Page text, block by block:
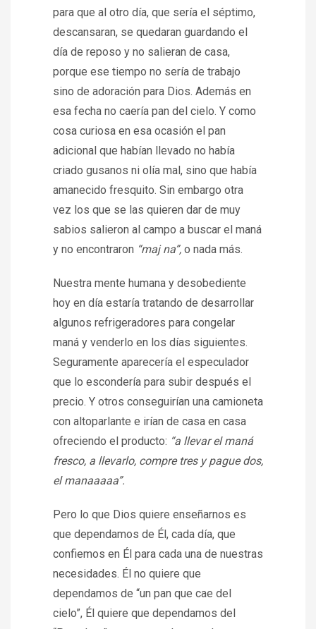
para que al otro día, que sería el séptimo,
descansaran, se quedaran guardando el
día de reposo y no salieran de casa,
porque ese tiempo no sería de trabajo
sino de adoración para Dios. Además en
esa fecha no caería pan del cielo. Y como
cosa curiosa en esa ocasión el pan
adicional que habían llevado no había
criado gusanos ni olía mal, sino que había
amanecido fresquito. Sin embargo otra
vez los que se las quieren dar de muy
sabios salieron al campo a buscar el maná
y no encontraron “maj na”, o nada más.
Nuestra mente humana y desobediente
hoy en día estaría tratando de desarrollar
algunos refrigeradores para congelar
maná y venderlo en los días siguientes.
Seguramente aparecería el especulador
que lo escondería para subir después el
precio. Y otros conseguirían una camioneta
con altoparlante e irían de casa en casa
ofreciendo el producto: “a llevar el maná
fresco, a llevarlo, compre tres y pague dos,
el manaaaaa”.
Pero lo que Dios quiere enseñarnos es
que dependamos de Él, cada día, que
confiemos en Él para cada una de nuestras
necesidades. Él no quiere que
dependamos de “un pan que cae del
cielo”, Él quiere que dependamos del